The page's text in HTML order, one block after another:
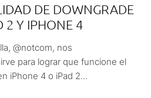
DE DOWNGRADE
2 Y IPHONE 4
@notcom, nos
para lograr que funcione el
iPhone 4 o iPad 2...